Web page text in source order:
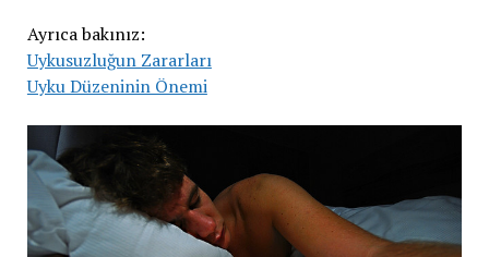
Ayrıca bakınız:
Uykusuzluğun Zararları
Uyku Düzeninin Önemi